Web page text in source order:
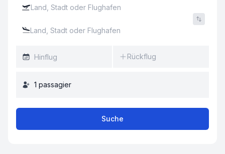
Rückflug
1 passagier
Suche